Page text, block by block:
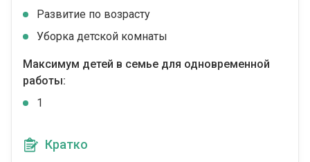
Развитие по возрасту
Уборка детской комнаты
Максимум детей в семье для одновременной
работы:
1
Кратко